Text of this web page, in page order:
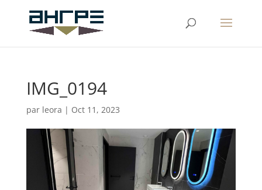
IMG_0194
par leora | Oct 11, 2023